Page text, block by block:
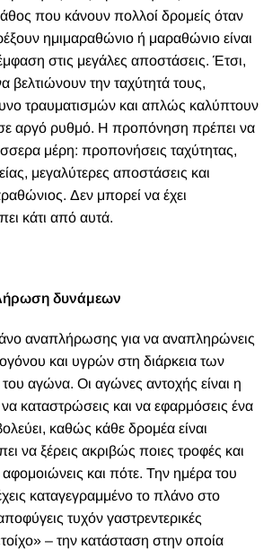
που κάνουν πολλοί δρομείς όταν
ημιμαραθώνιο ή μαραθώνιο είναι
στις μεγάλες αποστάσεις. Έτσι,
βελτιώνουν την ταχύτητά τους,
τραυματισμών και απλώς καλύπτουν
σε αργό ρυθμό. Η προπόνηση πρέπει να
μέρη: προπονήσεις ταχύτητας,
μεγαλύτερες αποστάσεις και
Δεν μπορεί να έχει
κάτι από αυτά.
δυνάμεων
αναπλήρωσης για να αναπληρώνεις
και υγρών στη διάρκεια των
αγώνα. Οι αγώνες αντοχής είναι η
να καταστρώσεις και να εφαρμόσεις ένα
καθώς κάθε δρομέα είναι
να ξέρεις ακριβώς ποιες τροφές και
και πότε. Την ημέρα του
καταγεγραμμένο το πλάνο στο
τυχόν γαστρεντερικές
– την κατάσταση στην οποία